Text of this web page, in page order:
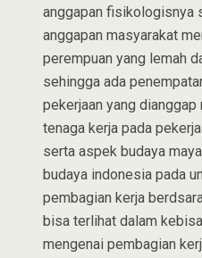
anggapan fisikologisnya
anggapan masyarakat
perempuan yang lemah
sehingga ada
pekerjaan yang
tenaga kerja pada
serta aspek budaya
budaya indonesia pada
pembagian kerja
bisa terlihat dalam
mengenai pembagian